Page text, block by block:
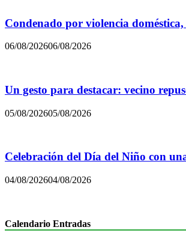
Condenado por violencia
06/08/202606/08/2026
Un gesto para destacar: vecino
05/08/202605/08/2026
Celebración del Día del Niño con
04/08/202604/08/2026
Calendario Entradas